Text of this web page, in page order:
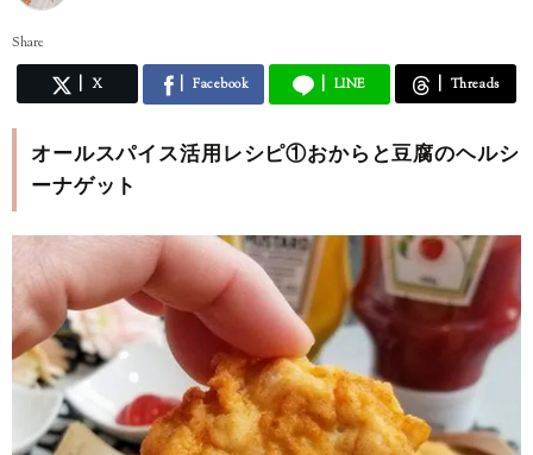
Share
X Facebook LINE Threads
オールスパイス活用レシピ①おからと豆腐のヘルシ
ーナゲット